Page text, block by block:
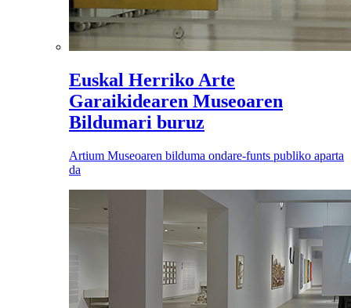
Euskal Herriko Arte
Garaikidearen Museoaren
Bildumari buruz
Artium Museoaren bilduma ondare-funts publiko aparta
da